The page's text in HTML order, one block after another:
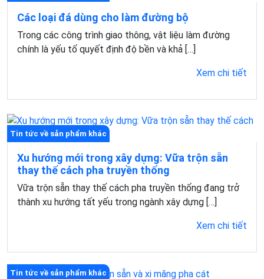
Các loại đá dùng cho làm đường bộ
Trong các công trình giao thông, vật liệu làm đường
chính là yếu tố quyết định độ bền và khả […]
Xem chi tiết
Tin tức về sản phẩm khác
Xu hướng mới trong xây dựng: Vữa trộn sẵn
thay thế cách pha truyền thống
Vữa trộn sẵn thay thế cách pha truyền thống đang trở
thành xu hướng tất yếu trong ngành xây dựng […]
Xem chi tiết
Tin tức về sản phẩm khác